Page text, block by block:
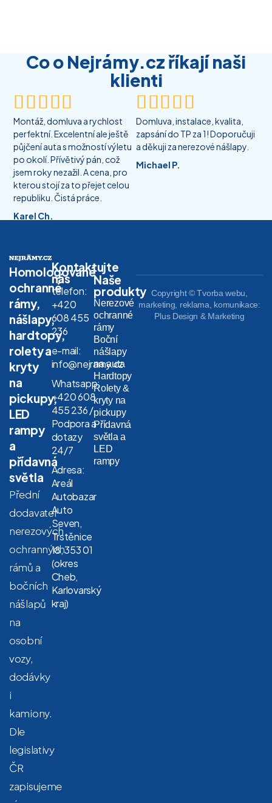
Co o Nejrámy.cz říkají naši
klienti

Montáž, domluva a rychlost
perfektní. Excelentní ale ještě
půjčení auta s možností výletu
po okolí. Přívětivý pán, což
jsem roky nezažil. A cena, pro
kterou stojí za to přejet celou
republiku. Čistá práce.
Karel Ch.

Domluva, instalace, kvalita,
zapsání do TP za 1! Doporučuji
a děkuji za nerezové nášlapy.
Michael P.
Homologované
ochranné
rámy,
nášlapy,
hardtopy,
rolety a
kryty
na
pickupy,
LED
rampy
a
přídavná
světla
Přední
dodavatel
nerezových
ochranných
rámů a
bočních
nášlapů
na
osobní
vozy,
dodávky
i
kamiony.
Dle
legislativy
ČR
zapisujeme
Kontaktujte
nás
telefon:
+420
608 455
236
e-mail:
info@nejramy.cz
Whatsapp:
+420 608
455 236 /
Podpora a
dotazy
24/7
Adresa:
Areál
Autobazar
Auto
Seven,
Trstěnice
18, 353 01
(okres
Cheb,
Karlovarský
kraj)
Naše
produkty
Nerezové
ochranné
rámy
Boční
nášlapy
na auta
Hardtopy
Rolety &
kryty na
pickupy
Přídavná
světla a
LED
rampy
Copyright © Tvorba webu,
marketing, reklama, komunikace:
Plus Design & Marketing